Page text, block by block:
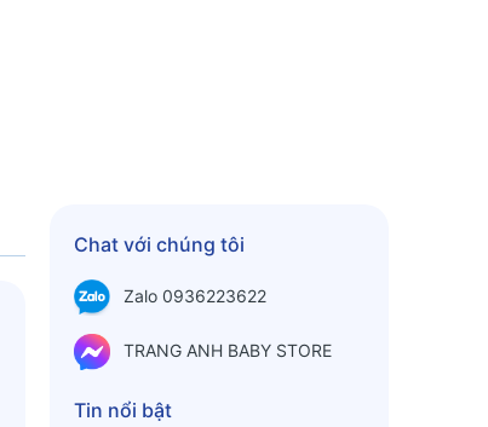
Chat với chúng tôi
Zalo 0936223622
TRANG ANH BABY STORE
Tin nổi bật